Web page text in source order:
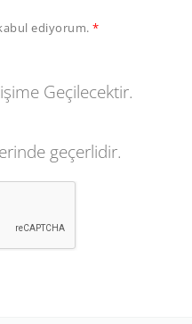
ediyorum.
Geçilecektir.
geçerlidir.